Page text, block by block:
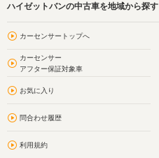
ハイゼットバンの中古車を地域から探す
カーセンサートップへ
カーセンサー
アフター保証対象車
お気に入り
問合わせ履歴
利用規約